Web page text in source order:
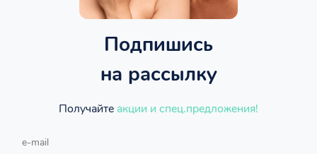
Подпишись
на рассылку
Получайте акции и спец.предложения!